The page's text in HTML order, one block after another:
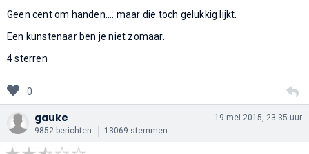
Geen cent om handen.... maar die toch gelukkig lijkt.
Een kunstenaar ben je niet zomaar.
4 sterren
0
gauke
9852 berichten 13069 stemmen
19 mei 2015, 23:35 uur